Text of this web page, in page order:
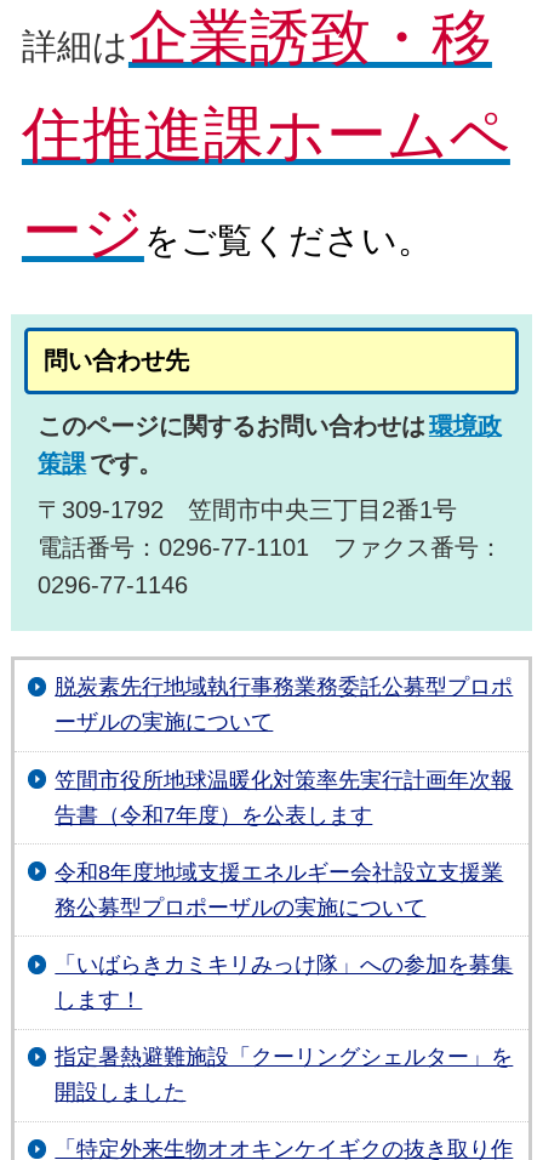
詳細は企業誘致・移
住推進課ホームペ
ージ をご覧ください。
問い合わせ先
このページに関するお問い合わせは環境政
策課です。
〒309-1792 笠間市中央三丁目2番1号
電話番号：0296-77-1101 ファクス番号：
0296-77-1146
脱炭素先行地域執行事務業務委託公募型プロポ
ーザルの実施について
笠間市役所地球温暖化対策率先実行計画年次報
告書（令和7年度）を公表します
令和8年度地域支援エネルギー会社設立支援業
務公募型プロポーザルの実施について
「いばらきカミキリみっけ隊」への参加を募集
します！
指定暑熱避難施設「クーリングシェルター」を
開設しました
「特定外来生物オオキンケイギクの抜き取り作